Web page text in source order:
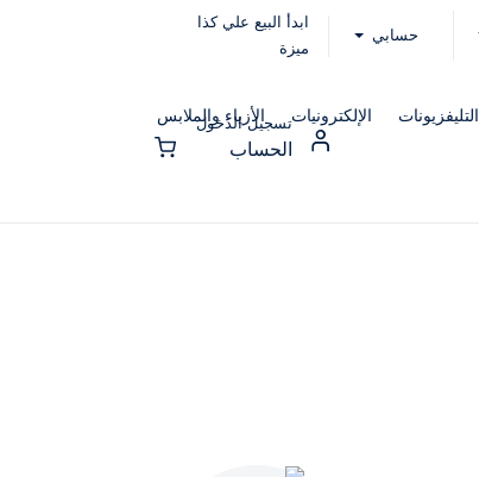
حسابي
ابدأ البيع علي كذا
ميزة
التليفزيونات الإلكترونيات الأزياء والملابس
تسجيل الدخول
الحساب